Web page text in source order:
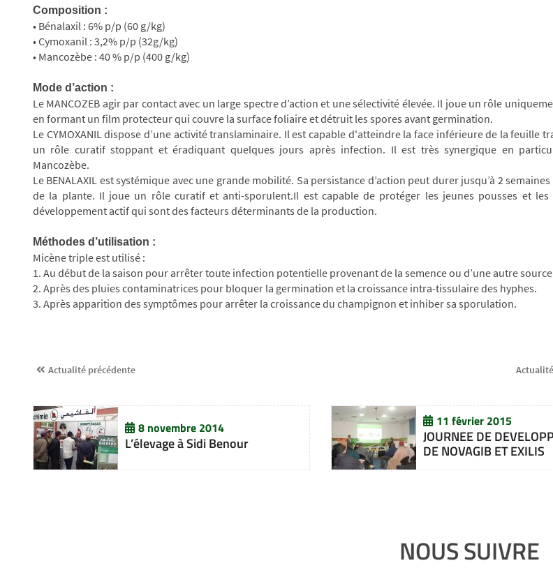
Composition :
• Bénalaxil : 6% p/p (60 g/kg)
• Cymoxanil : 3,2% p/p (32g/kg)
• Mancozèbe : 40 % p/p (400 g/kg)
Mode d’action :
Le MANCOZEB agir par contact avec un large spectre d’action et une sélectivité élevée. Il joue un rôle
en formant un film protecteur qui couvre la surface foliaire et détruit les spores avant germination.
Le CYMOXANIL dispose d’une activité translaminaire. Il est capable d'atteindre la face inférieure de la feuille
un rôle curatif stoppant et éradiquant quelques jours après infection. Il est très synergique en
Mancozèbe.
Le BENALAXIL est systémique avec une grande mobilité. Sa persistance d’action peut durer jusqu’à 2
de la plante. Il joue un rôle curatif et anti-sporulent.Il est capable de protéger les jeunes pousses et les
développement actif qui sont des facteurs déterminants de la production.
Méthodes d’utilisation :
Micène triple est utilisé :
1. Au début de la saison pour arrêter toute infection potentielle provenant de la semence ou d’une autre
2. Après des pluies contaminatrices pour bloquer la germination et la croissance intra-tissulaire des hyphes.
3. Après apparition des symptômes pour arrêter la croissance du champignon et inhiber sa sporulation.
Actualité précédente
8 novembre 2014
L’élevage à Sidi Benour
11 février 2015
JOURNEE DE
DE NOVAGIB ET EXILIS
NOUS SUIVRE